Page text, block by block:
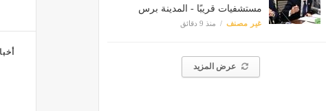
مستشفيات قريبًا - المدينة برس
غير مصنف منذ 9 دقائق
عرض المزيد